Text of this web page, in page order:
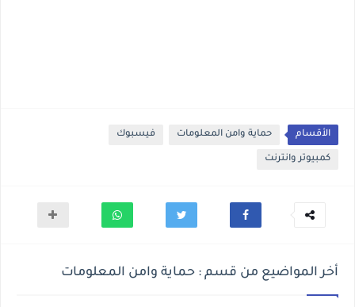
الأقسام حماية وامن المعلومات فيسبوك
كمبيوتر وانترنت
أخر المواضيع من قسم : حماية وامن المعلومات